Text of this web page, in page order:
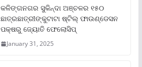
କଳିଙ୍ଗନଗର ସୁକିନ୍ଦା ଅଞ୍ଚଳର ୧୫୦
ଛାତ୍ରଛାତ୍ରୀଙ୍କୁଟାଟା ଷ୍ଟିଲ୍ ଫାଉଣ୍ଡେସନ
ପକ୍ଷରୁ ଜ୍ୟୋତି ଫେଲୋସିପ୍‌
January 31, 2025